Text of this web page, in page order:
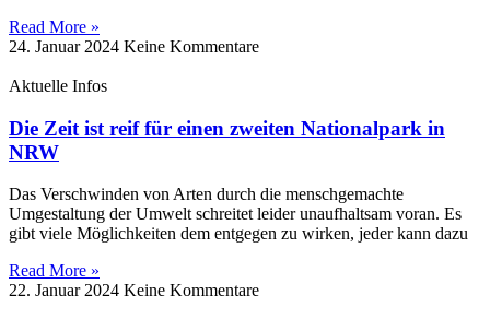
Read More »
24. Januar 2024 Keine Kommentare
Aktuelle Infos
Die Zeit ist reif für einen zweiten Nationalpark in
NRW
Das Verschwinden von Arten durch die menschgemachte
Umgestaltung der Umwelt schreitet leider unaufhaltsam voran. Es
gibt viele Möglichkeiten dem entgegen zu wirken, jeder kann dazu
Read More »
22. Januar 2024 Keine Kommentare